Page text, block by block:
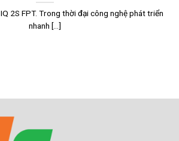
2S FPT. Trong thời đại công nghệ phát triển
nhanh [...]